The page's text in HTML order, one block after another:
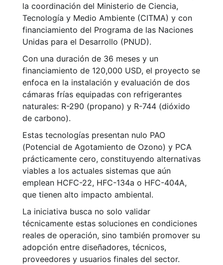
la coordinación del Ministerio de Ciencia,
Tecnología y Medio Ambiente (CITMA) y con
financiamiento del Programa de las Naciones
Unidas para el Desarrollo (PNUD).
Con una duración de 36 meses y un
financiamiento de 120,000 USD, el proyecto se
enfoca en la instalación y evaluación de dos
cámaras frías equipadas con refrigerantes
naturales: R-290 (propano) y R-744 (dióxido
de carbono).
Estas tecnologías presentan nulo PAO
(Potencial de Agotamiento de Ozono) y PCA
prácticamente cero, constituyendo alternativas
viables a los actuales sistemas que aún
emplean HCFC-22, HFC-134a o HFC-404A,
que tienen alto impacto ambiental.
La iniciativa busca no solo validar
técnicamente estas soluciones en condiciones
reales de operación, sino también promover su
adopción entre diseñadores, técnicos,
proveedores y usuarios finales del sector.